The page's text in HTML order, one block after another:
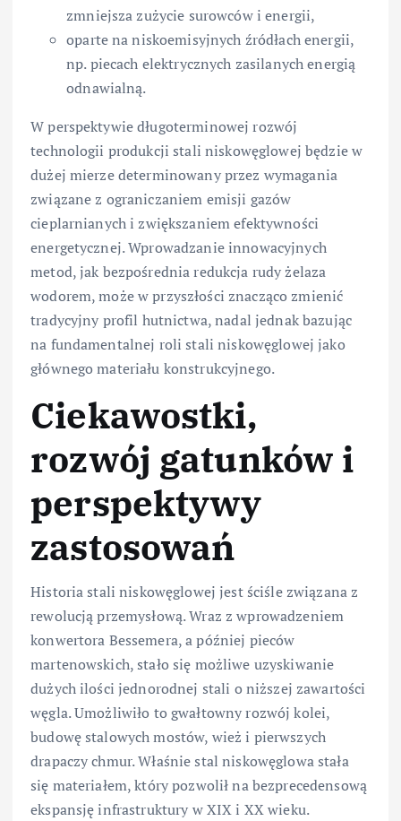
zmniejsza zużycie surowców i energii,
oparte na niskoemisyjnych źródłach energii,
np. piecach elektrycznych zasilanych energią
odnawialną.
W perspektywie długoterminowej rozwój
technologii produkcji stali niskowęglowej będzie w
dużej mierze determinowany przez wymagania
związane z ograniczaniem emisji gazów
cieplarnianych i zwiększaniem efektywności
energetycznej. Wprowadzanie innowacyjnych
metod, jak bezpośrednia redukcja rudy żelaza
wodorem, może w przyszłości znacząco zmienić
tradycyjny profil hutnictwa, nadal jednak bazując
na fundamentalnej roli stali niskowęglowej jako
głównego materiału konstrukcyjnego.
Ciekawostki,
rozwój gatunków i
perspektywy
zastosowań
Historia stali niskowęglowej jest ściśle związana z
rewolucją przemysłową. Wraz z wprowadzeniem
konwertora Bessemera, a później pieców
martenowskich, stało się możliwe uzyskiwanie
dużych ilości jednorodnej stali o niższej zawartości
węgla. Umożliwiło to gwałtowny rozwój kolei,
budowę stalowych mostów, wież i pierwszych
drapaczy chmur. Właśnie stal niskowęglowa stała
się materiałem, który pozwolił na bezprecedensową
ekspansję infrastruktury w XIX i XX wieku.